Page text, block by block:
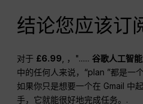
结论您应该订
对于 £6.99 , ，"...... 谷歌人工智
中的任何人来说，“plan ”都是一
如果你只是想要一个在 Gmail 中
手，它就能很好地完成任务。.